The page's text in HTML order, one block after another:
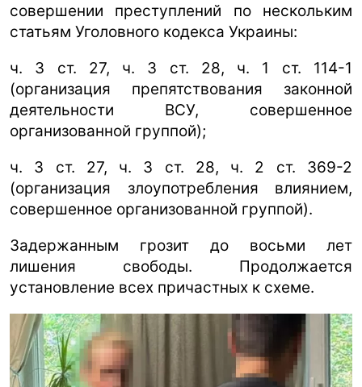
совершении преступлений по нескольким
статьям Уголовного кодекса Украины:
ч. 3 ст. 27, ч. 3 ст. 28, ч. 1 ст. 114-1
(организация препятствования законной
деятельности ВСУ, совершенное
организованной группой);
ч. 3 ст. 27, ч. 3 ст. 28, ч. 2 ст. 369-2
(организация злоупотребления влиянием,
совершенное организованной группой).
Задержанным грозит до восьми лет
лишения свободы. Продолжается
установление всех причастных к схеме.